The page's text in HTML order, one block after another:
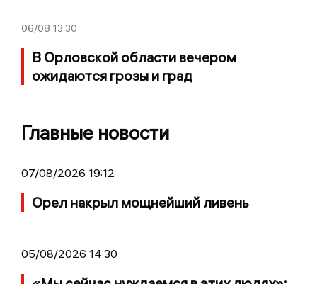
06/08 13:30
В Орловской области вечером
ожидаются грозы и град
Главные новости
07/08/2026 19:12
Орел накрыл мощнейший ливень
05/08/2026 14:30